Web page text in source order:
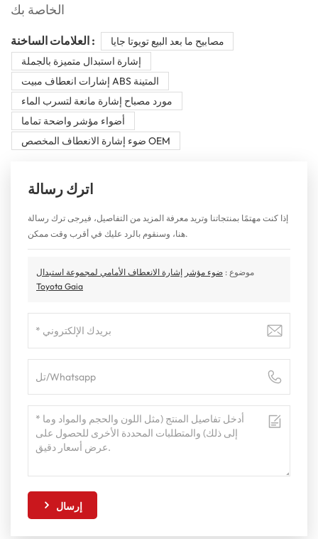
الخاصة بك
العلامات الساخنة :
مصابيح ما بعد البيع تويوتا جايا
إشارة استبدال متميزة بالجملة
إشارات انعطاف مبيت ABS المتينة
مورد مصباح إشارة مانعة لتسرب الماء
أضواء مؤشر واضحة تماما
ضوء إشارة الانعطاف المخصص OEM
اترك رسالة
إذا كنت مهتمًا بمنتجاتنا وتريد معرفة المزيد من التفاصيل، فيرجى ترك رسالة
هنا، وسنقوم بالرد عليك في أقرب وقت ممكن.
موضوع : ضوء مؤشر إشارة الانعطاف الأمامي لمجموعة استبدال
Toyota Gaia
إرسال